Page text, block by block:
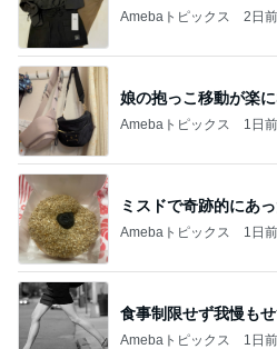
Amebaトピックス 2日前
娘の抱っこ移動が楽
Amebaトピックス 1日前
ミスドで奇跡的にあ
Amebaトピックス 1日前
食事制限せず我慢も
Amebaトピックス 1日前